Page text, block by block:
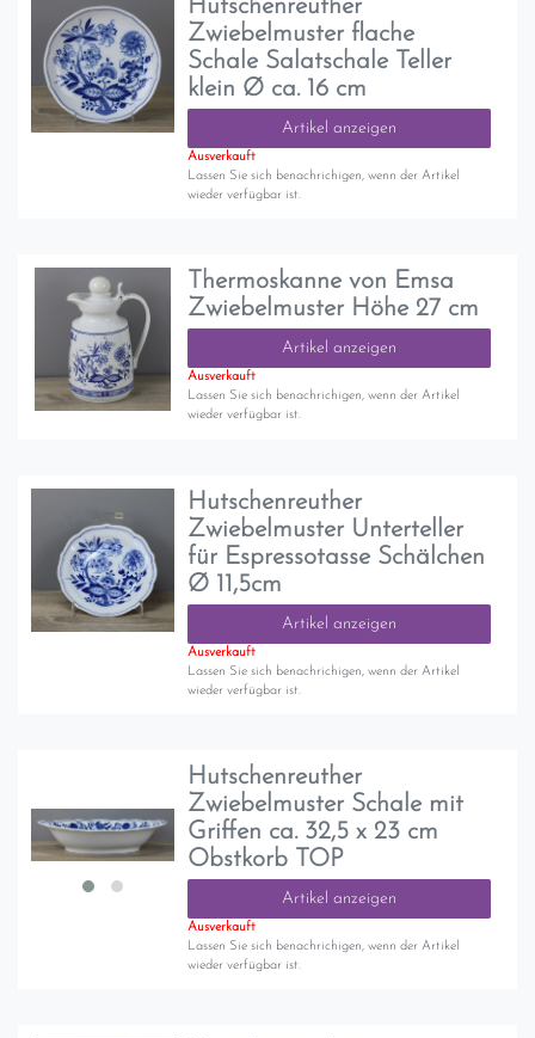
Hutschenreuther
Zwiebelmuster flache
Schale Salatschale Teller
klein Ø ca. 16 cm
Artikel anzeigen
Ausverkauft
Lassen Sie sich benachrichigen, wenn der Artikel
wieder verfügbar ist.
Thermoskanne von Emsa
Zwiebelmuster Höhe 27 cm
Artikel anzeigen
Ausverkauft
Lassen Sie sich benachrichigen, wenn der Artikel
wieder verfügbar ist.
Hutschenreuther
Zwiebelmuster Unterteller
für Espressotasse Schälchen
Ø 11,5cm
Artikel anzeigen
Ausverkauft
Lassen Sie sich benachrichigen, wenn der Artikel
wieder verfügbar ist.
Hutschenreuther
Zwiebelmuster Schale mit
Griffen ca. 32,5 x 23 cm
Obstkorb TOP
Artikel anzeigen
Ausverkauft
Lassen Sie sich benachrichigen, wenn der Artikel
wieder verfügbar ist.